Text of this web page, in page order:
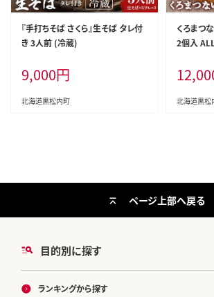
『手打ちそば さくら』生そば タレ付
き 3人前 (冷蔵)
9,000円
北海道黒松内町
くろまつ
2個入
工センタ
北海道黒松
目的別に探す
ランキングから探す
ページ上部へ戻る